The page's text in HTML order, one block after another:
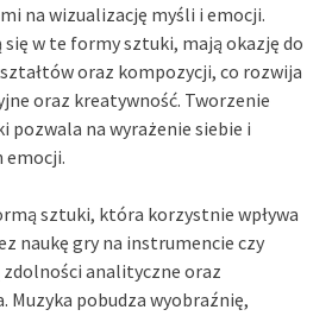
na wizualizację myśli i emocji.
w te formy sztuki, mają okazję do
oraz kompozycji, co rozwija
oraz kreatywność. Tworzenie
pozwala na wyrażenie siebie i
emocji.
sztuki, która korzystnie wpływa
naukę gry na instrumencie czy
analityczne oraz
Muzyka pobudza wyobraźnię,